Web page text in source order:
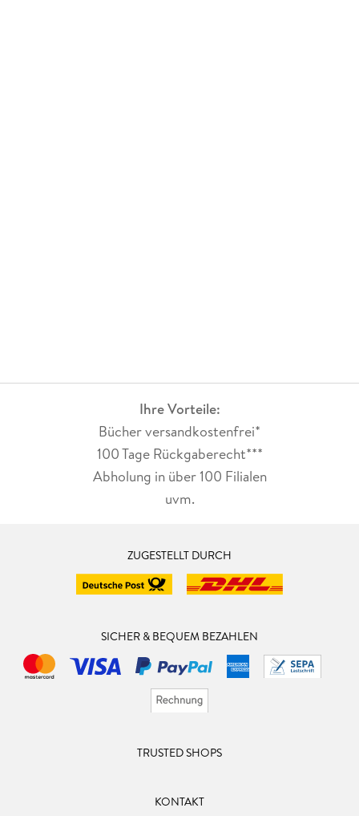
Hamburger Morgenpost
voller Überraschungen geschaffen. . . . Wer einmal zu lesen
begonnen hat, kann das Buch nur noch schwer weglegen.
Thea Schmidt, Hannoversche Allgemeine Zeitung
Die Sehnsucht nach Glück oder einem Leben mit weniger
sondern weil er das Existenzielle durch Komik auffängt.
Tobias Wenzel, NDR Kultur
Der Alleskönner Heinz Strunk schält seit Jahren die Komik
aus der Tragik heraus. In seinem neuen Roman aber scheint
ganz am Ende ein Gefühl auf, das neu ist im Strunk-Kosmos:
Glück. Tobias Becker, Der Spiegel
sehr gelungenen Roman vor . . . Am Ende ist diese düstere
Protagonisten eine Rettung bedeutet. So positiv, ja milde,
Ihre Vorteile:
Bücher versandkostenfrei*
100 Tage Rückgaberecht***
Abholung in über 100 Filialen
uvm.
ZUGESTELLT DURCH
SICHER & BEQUEM BEZAHLEN
TRUSTED SHOPS
KONTAKT